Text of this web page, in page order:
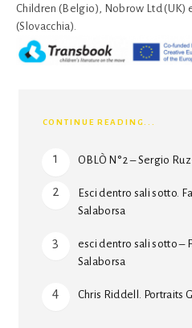
Children (Belgio), Nobrow Ltd (UK)
(Slovacchia).
CONTINUE READING...
OBLÒ N° 2 – Sergio
Esci dentro sali sotto.
Salaborsa
esci dentro sali sotto –
Salaborsa
Chris Riddell. Portraits